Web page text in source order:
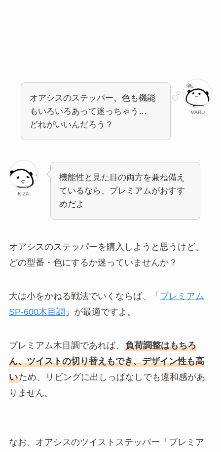
MARU
オアシスのステッパー、色も機能
もいろいろあって迷っちゃう…
どれがいいんだろう？
KIZA
機能性と見た目の両方を兼ね備え
ているなら、プレミアムがおすす
めだよ
オアシスのステッパーを購入しようと思うけど、
どの型番・色にするか迷っていませんか？
大は小をかねる戦法でいくならば、「 プレミアム
SP-600木目調 」が最適ですよ。
プレミアム木目調であれば、 負荷調整はもちろ
ん、ツイストの切り替えもでき、デザイン性も高
いため、リビングに出しっぱなしでも違和感があ
りません。
なお、オアシスのツイストステッパー「プレミア